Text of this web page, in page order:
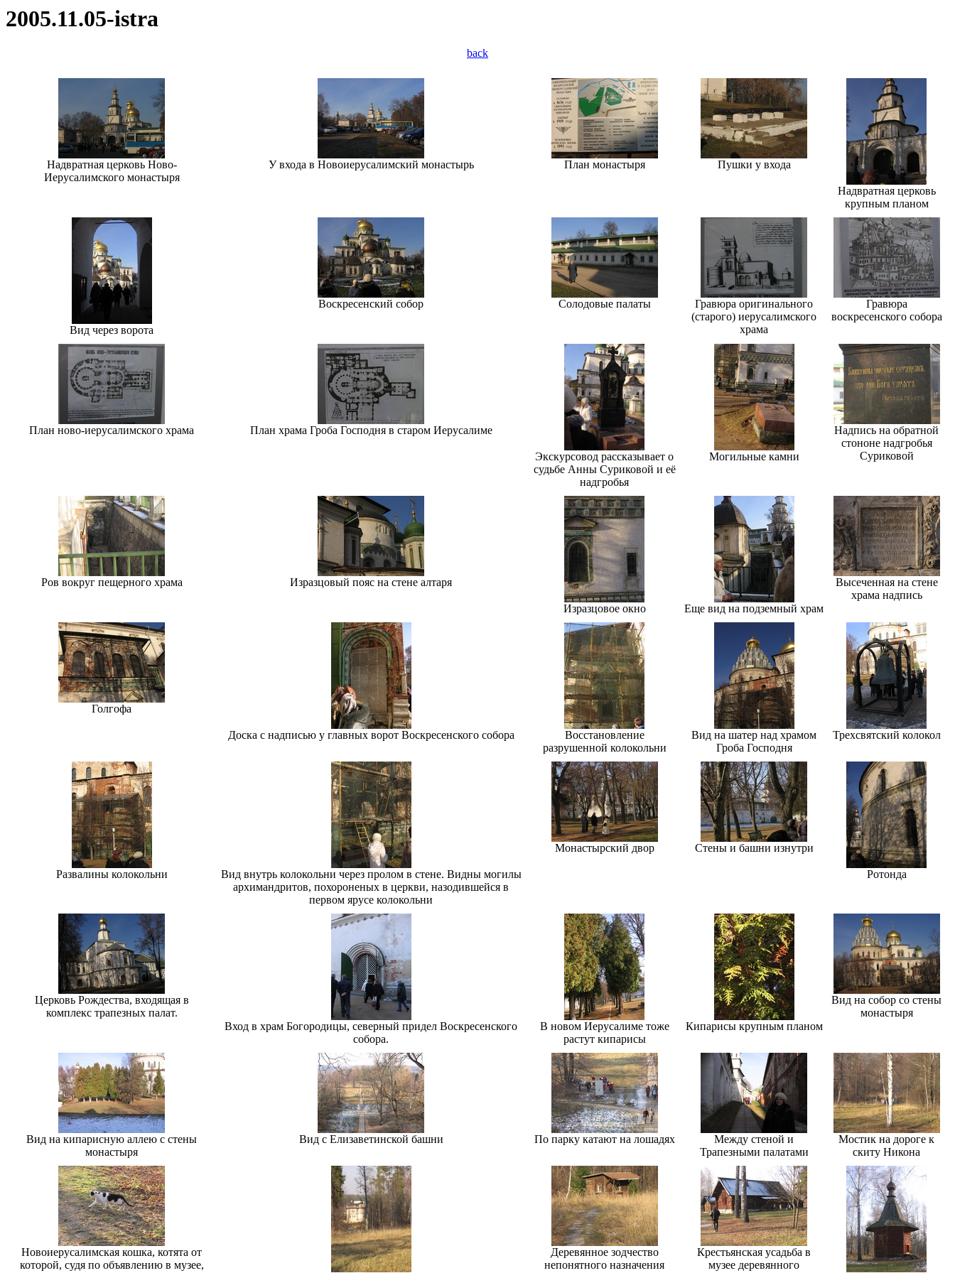
2005.11.05-istra
back
Надвратная церковь Ново-
Иерусалимского монастыря
У входа в Новоиерусалимский монастырь План монастыря Пушки у входа
Надвратная церковь
крупным планом
Вид через ворота
Воскресенский собор Солодовые палаты
Гравюра оригинального
(старого) иерусалимского
храма
Гравюра
воскресенского собора
План ново-иерусалимского храма План храма Гроба Господня в старом Иерусалиме
Экскурсовод рассказывает о
судьбе Анны Суриковой и её
надгробья
Могильные камни
Надпись на обратной
стононе надгробья
Суриковой
Ров вокруг пещерного храма Изразцовый пояс на стене алтаря
Изразцовое окно Еще вид на подземный храм
Высеченная на стене
храма надпись
Голгофа
Доска с надписью у главных ворот Воскресенского собора
Восстановление
разрушенной колокольни
Вид на шатер над храмом
Гроба Господня
Трехсвятский колокол
Развалины колокольни
Вид внутрь колокольни через пролом в стене. Видны могилы
архимандритов, похороненых в церкви, назодившейся в
первом ярусе колокольни
Монастырский двор Стены и башни изнутри
Ротонда
Церковь Рождества, входящая в
комплекс трапезных палат.
Вход в храм Богородицы, северный придел Воскресенского
собора.
В новом Иерусалиме тоже
растут кипарисы
Кипарисы крупным планом
Вид на собор со стены
монастыря
Вид на кипарисную аллею с стены
монастыря
Вид с Елизаветинской башни По парку катают на лошадях
Между стеной и
Трапезными палатами
Мостик на дороге к
скиту Никона
Новоиерусалимская кошка, котята от
которой, судя по объявлению в музее,
Деревянное зодчество
непонятного назначения
Крестьянская усадьба в
музее деревянного